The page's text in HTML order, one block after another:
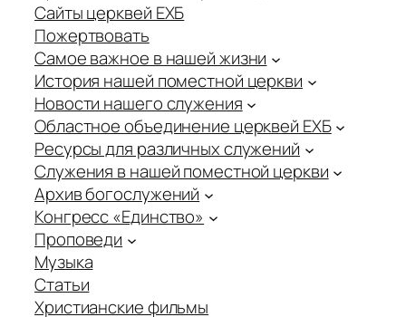
Сайты церквей ЕХБ
Пожертвовать
Самое важное в нашей жизни
История нашей поместной церкви
Новости нашего служения
Областное объединение церквей ЕХБ
Ресурсы для различных служений
Служения в нашей поместной церкви
Архив богослужений
Конгресс «Единство»
Проповеди
Музыка
Статьи
Христианские фильмы